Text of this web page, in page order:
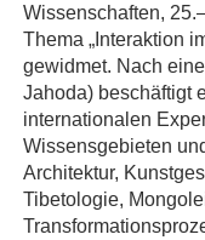
Wissenschaften,
Thema „Interaktion
gewidmet. Nach
Jahoda) beschäftigt
internationalen
Wissensgebieten
Architektur,
Tibetologie,